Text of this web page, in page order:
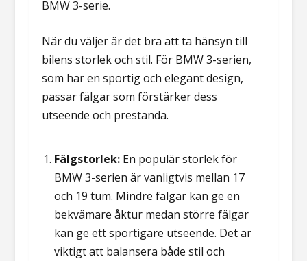
BMW 3-serie.
När du väljer är det bra att ta hänsyn till
bilens storlek och stil. För BMW 3-serien,
som har en sportig och elegant design,
passar fälgar som förstärker dess
utseende och prestanda.
Fälgstorlek:En populär storlek för
BMW 3-serien är vanligtvis mellan 17
och 19 tum. Mindre fälgar kan ge en
bekvämare åktur medan större fälgar
kan ge ett sportigare utseende. Det är
viktigt att balansera både stil och